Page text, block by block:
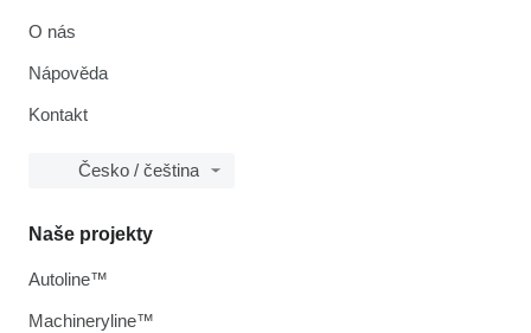
O nás
Nápověda
Kontakt
Česko / čeština
Naše projekty
Autoline™
Machineryline™